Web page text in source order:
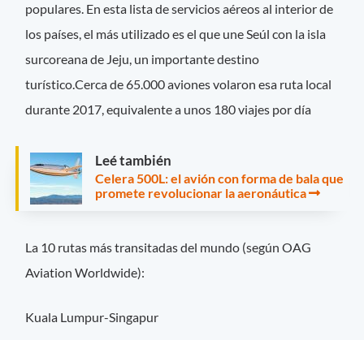
populares. En esta lista de servicios aéreos al interior de
los países, el más utilizado es el que une Seúl con la isla
surcoreana de Jeju, un importante destino
turístico.Cerca de 65.000 aviones volaron esa ruta local
durante 2017, equivalente a unos 180 viajes por día
Leé también
Celera 500L: el avión con forma de bala que
promete revolucionar la aeronáutica
La 10 rutas más transitadas del mundo (según OAG
Aviation Worldwide):
Kuala Lumpur-Singapur